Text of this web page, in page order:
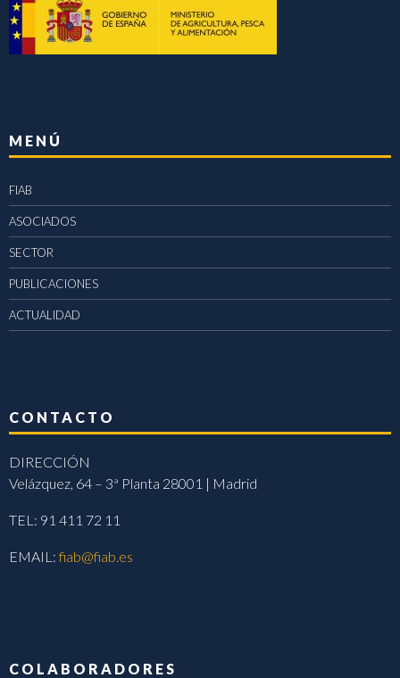
MENÚ
FIAB
ASOCIADOS
SECTOR
PUBLICACIONES
ACTUALIDAD
CONTACTO
DIRECCIÓN
Velázquez, 64 – 3ª Planta 28001 | Madrid
TEL: 91 411 72 11
EMAIL:fiab@fiab.es
COLABORADORES